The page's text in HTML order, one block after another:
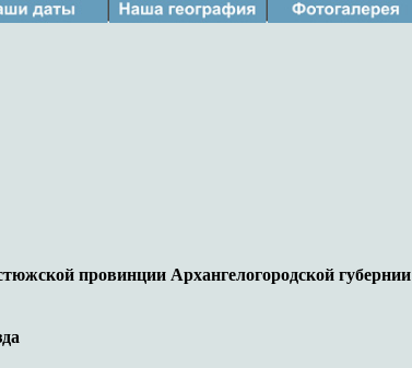
провинции Архангелогородской губернии